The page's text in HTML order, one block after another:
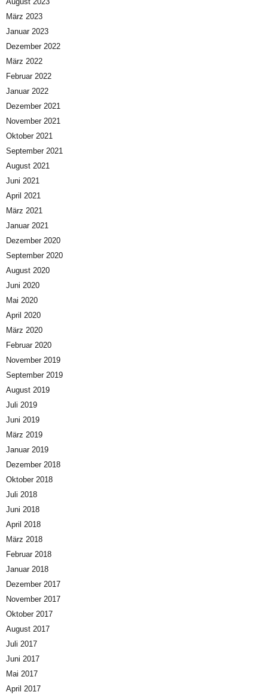
März 2023
Januar 2023
Dezember 2022
März 2022
Februar 2022
Januar 2022
Dezember 2021
November 2021
Oktober 2021
September 2021
August 2021
Juni 2021
April 2021
März 2021
Januar 2021
Dezember 2020
September 2020
August 2020
Juni 2020
Mai 2020
April 2020
März 2020
Februar 2020
November 2019
September 2019
August 2019
Juli 2019
Juni 2019
März 2019
Januar 2019
Dezember 2018
Oktober 2018
Juli 2018
Juni 2018
April 2018
März 2018
Februar 2018
Januar 2018
Dezember 2017
November 2017
Oktober 2017
August 2017
Juli 2017
Juni 2017
Mai 2017
April 2017